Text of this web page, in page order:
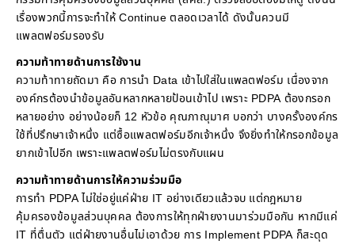
เรื่องพวกนี้การจะทำให้ Continue ตลอดเวลาได้ ดังนั้นควนมี
แพลตฟอร์มรองรับ
ความท้าทายด้านการใช้งาน
ความท้าทายถัดมา คือ การนำ Data เข้าไปใส่ในแพลตฟอร์ม เนื่องจาก
องค์กรต้องนำข้อมูลอันหลากหลายป้อนเข้าไป เพราะ PDPA ต้องกรอก
หลายอย่าง อย่างน้อยก็ 12 หัวข้อ คุณภาณุมาศ บอกว่า บางครั้งองค์กร
ใช้ที่ปรึกษาเจ้าหนึ่ง แต่ซื้อแพลตฟอร์มอีกเจ้าหนึ่ง จึงยิ่งทำให้กรอกข้อมูล
ยากเข้าไปอีก เพราะแพลตฟอร์มไม่ตรงกับแผน
ความท้าทายด้านการให้ความร่วมมือ
การทำ PDPA ไม่ใช่อยู่แค่ฝ่าย IT อย่างเดียวแล้วจบ แต่กฎหมาย
คุ้มครองข้อมูลส่วนบุคคล ต้องการให้ทุกฝ่ายงานมาร่วมมือกัน หากมีแค่
IT ที่ตื่นตัว แต่ฝ่ายงานอื่นไม่เอาด้วย การ Implement PDPA ก็สะดุด